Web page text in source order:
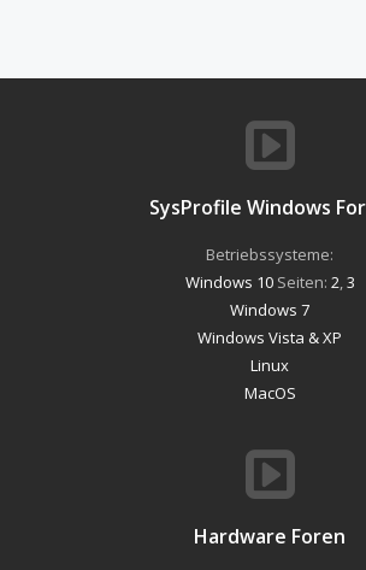
SysProfile Windows
Betriebssysteme:
Windows 10Seiten: 2 3
Windows 7
Windows Vista & XP
Linux
MacOS
Hardware Foren